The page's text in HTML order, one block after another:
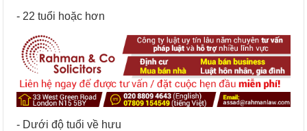
- 22 tuổi hoặc hơn
- Dưới độ tuổi về hưu